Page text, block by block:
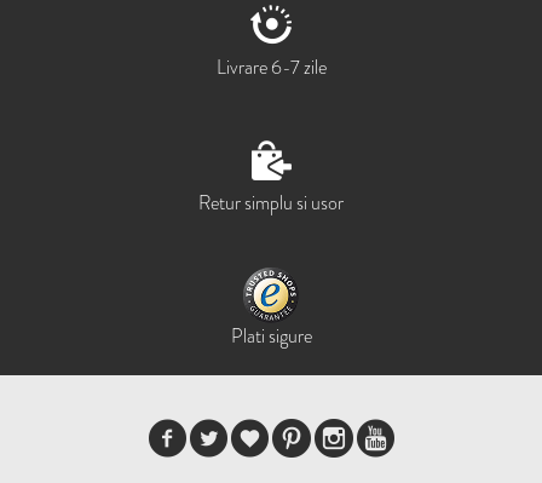
Livrare 6-7 zile
Retur simplu si usor
Plati sigure